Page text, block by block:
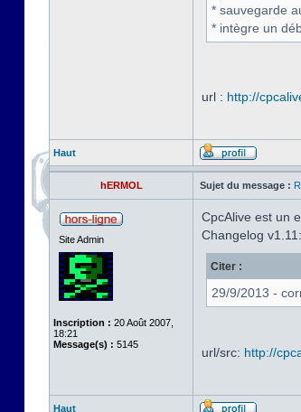
* sauvegarde
* intègre un
url : http://
Haut
hERMOL Sujet du message :
Site Admin
Inscription : 20 Août 2007,
18:21
Message(s) : 5145
CpcAlive est un
Changelog v1.11:
Citer :
29/9/2013 -
url/src: http://
Haut